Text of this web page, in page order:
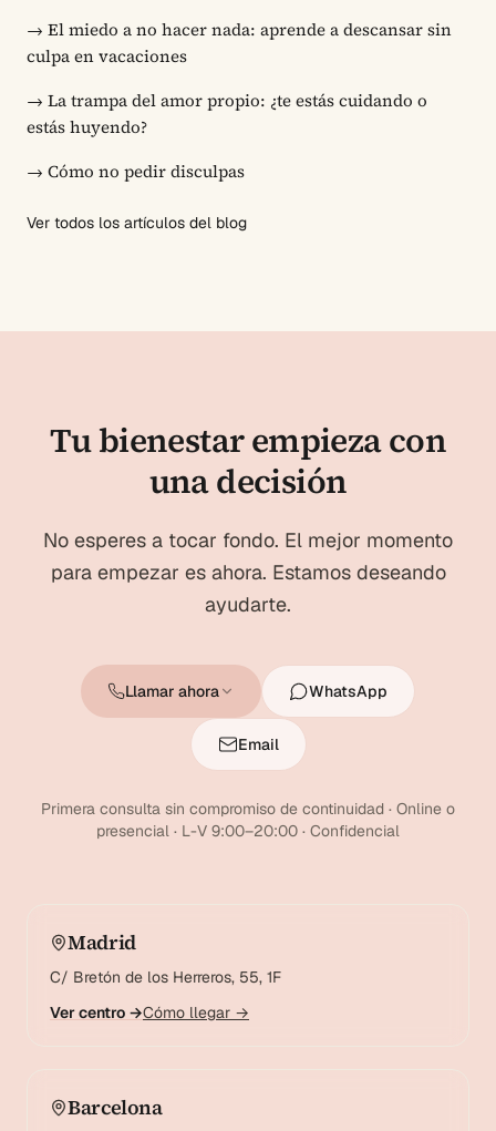
→ El miedo a no hacer nada: aprende a descansar sin
culpa en vacaciones
→ La trampa del amor propio: ¿te estás cuidando o
estás huyendo?
→ Cómo no pedir disculpas
Ver todos los artículos del blog
Tu bienestar empieza con
una decisión
No esperes a tocar fondo. El mejor momento
para empezar es ahora. Estamos deseando
ayudarte.
Llamar ahora WhatsApp
Email
Primera consulta sin compromiso de continuidad · Online o
presencial · L-V 9:00–20:00 · Confidencial
Madrid
C/ Bretón de los Herreros, 55, 1F
Ver centro →Cómo llegar →
Barcelona